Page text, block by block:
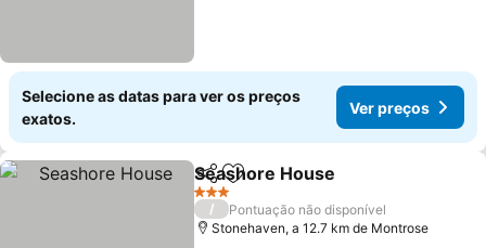
Selecione as datas para ver os preços
exatos.
Ver preços
PartilharAdicionar aos favoritos
Seashore House
3 Estrelas
/
Pontuação não disponível
Stonehaven, a 12.7 km de Montrose